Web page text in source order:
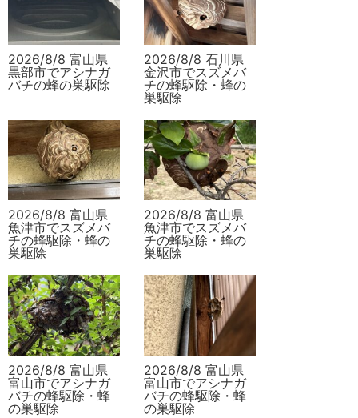
2026/8/8 富山県
黒部市でアシナガ
バチの蜂の巣駆除
2026/8/8 石川県
金沢市でスズメバ
チの蜂駆除・蜂の
巣駆除
2026/8/8 富山県
魚津市でスズメバ
チの蜂駆除・蜂の
巣駆除
2026/8/8 富山県
魚津市でスズメバ
チの蜂駆除・蜂の
巣駆除
2026/8/8 富山県
富山市でアシナガ
バチの蜂駆除・蜂
の巣駆除
2026/8/8 富山県
富山市でアシナガ
バチの蜂駆除・蜂
の巣駆除